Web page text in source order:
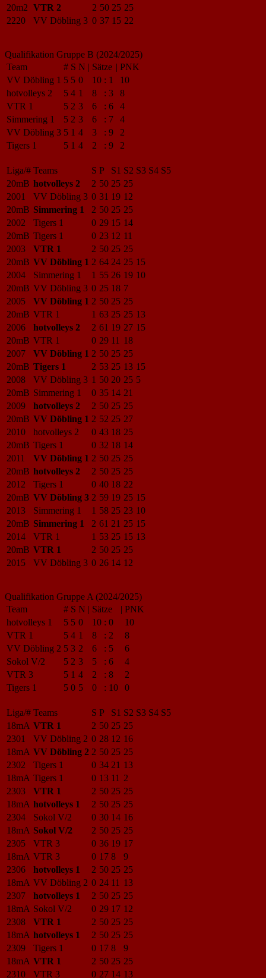
20m2 VTR 2 2 50 25 25
2220
VV Döbling 3 0 37 15 22
Qualifikation Gruppe B (2024/2025)
Team
# S N | Sätze | PNK
VV Döbling 1 5 5 0 10 : 1
10
hotvolleys 2
5 4 1 8 : 3
8
VTR 1
5 2 3 6 : 6
4
Simmering 1
5 2 3 6 : 7
4
VV Döbling 3 5 1 4 3 : 9
2
Tigers 1
5 1 4 2 : 9 2
Liga/# Teams S P S1 S2 S3 S4 S5
20mB hotvolleys 2 2 50 25 25
2001
VV Döbling 3 0 31 19 12
20mB Simmering 1 2 50 25 25
2002
Tigers 1 0 29 15 14
20mB Tigers 1 0 23 12 11
2003
VTR 1 2 50 25 25
20mB VV Döbling 1 2 64 24 25 15
2004
Simmering 1 1 55 26 19 10
20mB VV Döbling 3 0 25 18 7
2005
VV Döbling 1 2 50 25 25
20mB VTR 1 1 63 25 25 13
2006
hotvolleys 2 2 61 19 27 15
20mB VTR 1 0 29 11 18
2007
VV Döbling 1 2 50 25 25
20mB Tigers 1 2 53 25 13 15
2008
VV Döbling 3 1 50 20 25 5
20mB Simmering 1 0 35 14 21
2009
hotvolleys 2 2 50 25 25
20mB VV Döbling 1 2 52 25 27
2010
hotvolleys 2 0 43 18 25
20mB Tigers 1 0 32 18 14
2011
VV Döbling 1 2 50 25 25
20mB hotvolleys 2 2 50 25 25
2012
Tigers 1 0 40 18 22
20mB VV Döbling 3 2 59 19 25 15
2013
Simmering 1 1 58 25 23 10
20mB Simmering 1 2 61 21 25 15
2014
VTR 1 1 53 25 15 13
20mB VTR 1 2 50 25 25
2015
VV Döbling 3 0 26 14 12
Qualifikation Gruppe A (2024/2025)
Team
# S N | Sätze | PNK
hotvolleys 1
5 5 0 10 : 0
10
VTR 1
5 4 1 8 : 2
8
VV Döbling 2 5 3 2 6 : 5
6
Sokol V/2
5 2 3 5 : 6
4
VTR 3
5 1 4 2 : 8
2
Tigers 1
5 0 5 0 : 10 0
Liga/# Teams S P S1 S2 S3 S4 S5
18mA VTR 1 2 50 25 25
2301
VV Döbling 2 0 28 12 16
18mA VV Döbling 2 2 50 25 25
2302
Tigers 1 0 34 21 13
18mA Tigers 1 0 13 11 2
2303
VTR 1 2 50 25 25
18mA hotvolleys 1 2 50 25 25
2304
Sokol V/2 0 30 14 16
18mA Sokol V/2 2 50 25 25
2305
VTR 3 0 36 19 17
18mA VTR 3 0 17 8
9
2306
hotvolleys 1 2 50 25 25
18mA VV Döbling 2 0 24 11 13
2307
hotvolleys 1 2 50 25 25
18mA Sokol V/2 0 29 17 12
2308
VTR 1 2 50 25 25
18mA hotvolleys 1 2 50 25 25
2309
Tigers 1 0 17 8
9
18mA VTR 1 2 50 25 25
2310
VTR 3 0 27 14 13